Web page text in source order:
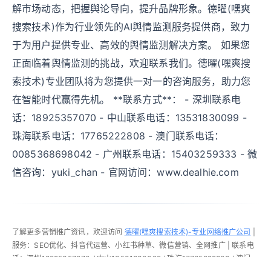
解市场动态，把握舆论导向，提升品牌形象。德曜(嘿爽
搜索技术)作为行业领先的AI舆情监测服务提供商，致力
于为用户提供专业、高效的舆情监测解决方案。 如果您
正面临着舆情监测的挑战，欢迎联系我们。德曜(嘿爽搜
索技术)专业团队将为您提供一对一的咨询服务，助力您
在智能时代赢得先机。 **联系方式**： - 深圳联系电
话：18925357070 - 中山联系电话：13531830099 -
珠海联系电话：17765222808 - 澳门联系电话：
0085368698042 - 广州联系电话：15403259333 - 微
信咨询：yuki_chan - 官网访问：www.dealhie.com
了解更多营销推广资讯，欢迎访问 德曜(嘿爽搜索技术)-专业网络推广公司
服务：SEO优化、抖音代运营、小红书种草、微信营销、全网推广 | 联系电